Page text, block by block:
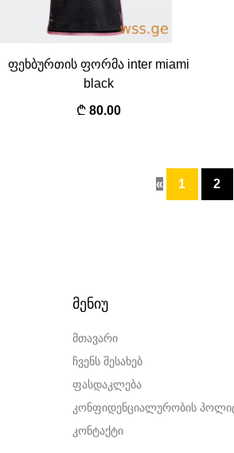
ფეხბურთის ფორმა inter miami
black
80.00
« 1 2
ᲛᲔᲜᲘᲣ
მთავარი
ჩვენს შესახებ
ფასდაკლება
კონფიდენციალურობის
კონტაქტი